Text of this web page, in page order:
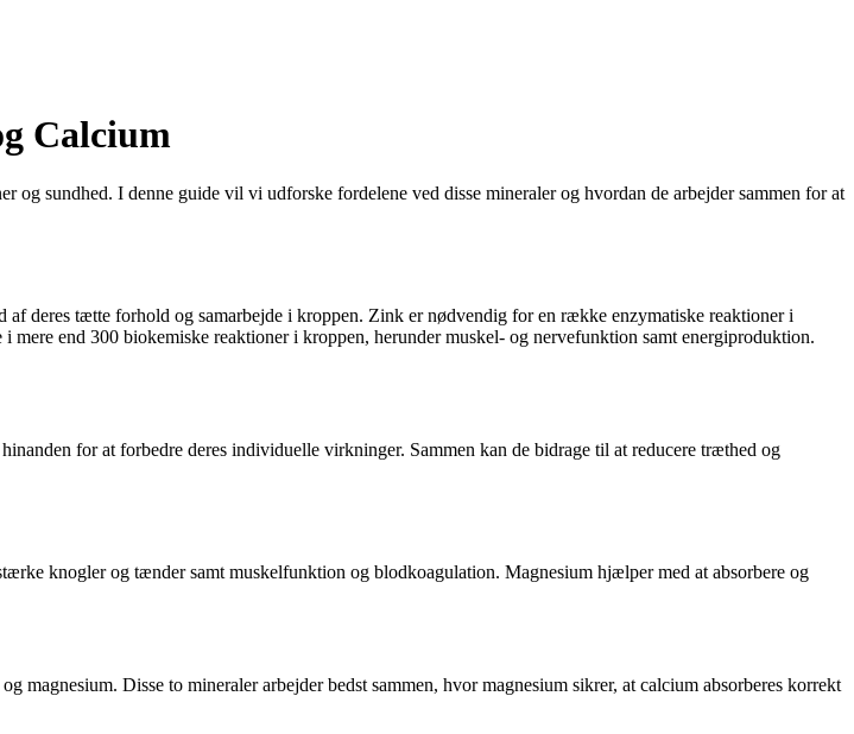
Calcium
sundhed. I denne guide vil vi udforske fordelene ved disse mineraler og hvordan de arbejder sammen for at
deres tætte forhold og samarbejde i kroppen. Zink er nødvendig for en række enzymatiske reaktioner i
end 300 biokemiske reaktioner i kroppen, herunder muskel- og nervefunktion samt energiproduktion.
for at forbedre deres individuelle virkninger. Sammen kan de bidrage til at reducere træthed og
knogler og tænder samt muskelfunktion og blodkoagulation. Magnesium hjælper med at absorbere og
magnesium. Disse to mineraler arbejder bedst sammen, hvor magnesium sikrer, at calcium absorberes korrekt